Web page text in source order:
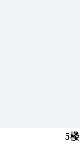
5楼